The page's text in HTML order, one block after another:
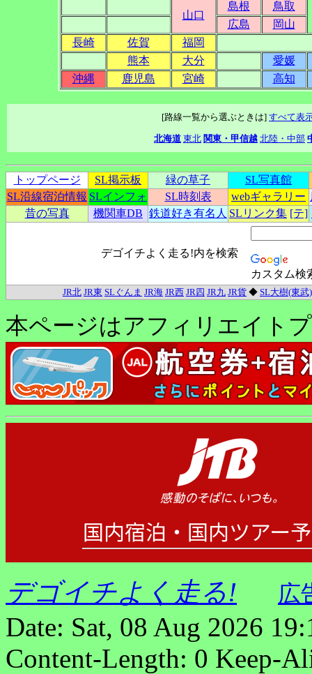
山口
島根
鳥取
広島
岡山
長崎
佐賀
福岡
熊本
大分
愛媛
沖縄
鹿児島 宮崎 高知
[路線一覧から選ぶときは] すべて表
北海道 東北 関東・甲信越 北陸・中部
トップページ SL掲示板 緑の草子
SL写真館
SL沿線宿泊情報 SLインフォ SL時刻表 webギャラリー
昔の写真
機関車DB 鉄道好き有名人 SLリンク集 [テ]
デゴイチよく走る!内を検索
カスタム検
JR北 JR東 SLぐんま JR海 JR西 JR四 JR九 JR貨 ◆ SL大樹(東武)
本ページはアフィリエイト
デゴイチよく走る! 広
Date: Sat, 08 Aug 2026
Content-Length: 0 Keep-